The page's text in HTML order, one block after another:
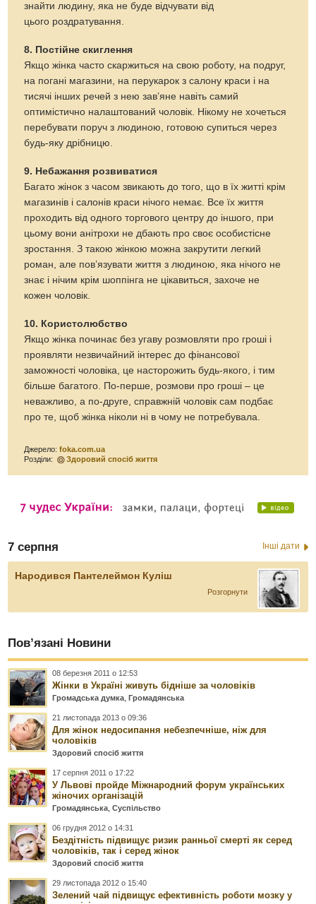
знайти людину, яка не буде відчувати від
цього роздратування.
8. Постійне скиглення
Якщо жінка часто скаржиться на свою роботу, на подруг,
на погані магазини, на перукарок з салону краси і на
тисячі інших речей з нею зав’яне навіть самий
оптимістично налаштований чоловік. Нікому не хочеться
перебувати поруч з людиною, готовою супиться через
будь-яку дрібницю.
9. Небажання розвиватися
Багато жінок з часом звикають до того, що в їх житті крім
магазинів і салонів краси нічого немає. Все їх життя
проходить від одного торгового центру до іншого, при
цьому вони анітрохи не дбають про своє особистісне
зростання. З такою жінкою можна закрутити легкий
роман, але пов’язувати життя з людиною, яка нічого не
знає і нічим крім шоппінга не цікавиться, захоче не
кожен чоловік.
10. Користолюбство
Якщо жінка починає без угаву розмовляти про гроші і
проявляти незвичайний інтерес до фінансової
заможності чоловіка, це насторожить будь-якого, і тим
більше багатого. По-перше, розмови про гроші – це
неважливо, а по-друге, справжній чоловік сам подбає
про те, щоб жінка ніколи ні в чому не потребувала.
Джерело:foka.com.ua
Розділи:
Здоровий спосіб життя
7 серпня Інші дати
Народився Пантелеймон Куліш
Розгорнути
Пов’язані Новини
08 березня 2011 о 12:53
Жінки в Україні живуть бідніше за чоловіків
Громадська думка ,Громадянська
21 листопада 2013 о 09:36
Для жінок недосипання небезпечніше, ніж для
чоловіків
Здоровий спосіб життя
17 серпня 2011 о 17:22
У Львові пройде Міжнародний форум українських
жіночих організацій
Громадянська ,Суспільство
06 грудня 2012 о 14:31
Бездітність підвищує ризик ранньої смерті як серед
чоловіків, так і серед жінок
Здоровий спосіб життя
29 листопада 2012 о 15:40
Зелений чай підвищує ефективність роботи мозку у